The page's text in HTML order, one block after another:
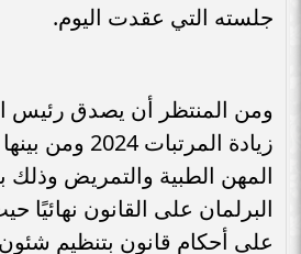
جلسته التي عقدت اليوم.
ومن المنتظر أن يصدق رئيس
زيادة المرتبات
المهن الطبية والتمريض وذلك
البرلمان على القانون نهائيًا
على أحكام قانون بتنظيم